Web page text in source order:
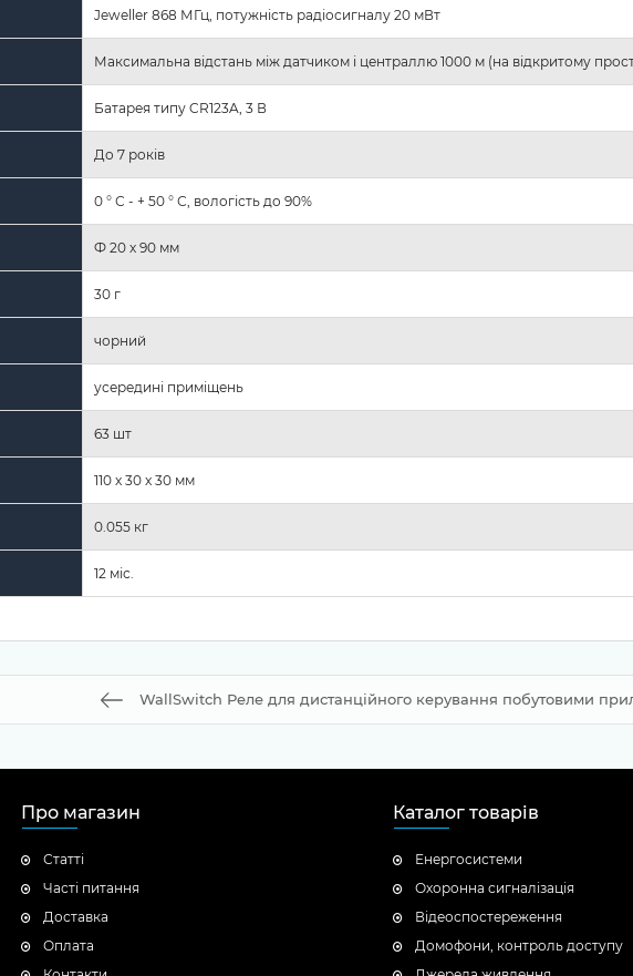
Jeweller 868 МГц, потужність радіосигналу 20 мВт
Максимальна відстань між датчиком і централлю 1000 м (на відкритому
Батарея типу CR123A, 3 В
До 7 років
0 ° С - + 50 ° С, вологість до 90%
Ф 20 х 90 мм
30 г
чорний
усередині приміщень
63 шт
110 x 30 x 30 мм
0.055 кг
12 міс.
WallSwitch Реле для дистанційного керування побутовими
Про магазин
Статті
Часті питання
Доставка
Оплата
Каталог товарів
Енергосистеми
Охоронна сигналізація
Відеоспостереження
Домофони, контроль доступу